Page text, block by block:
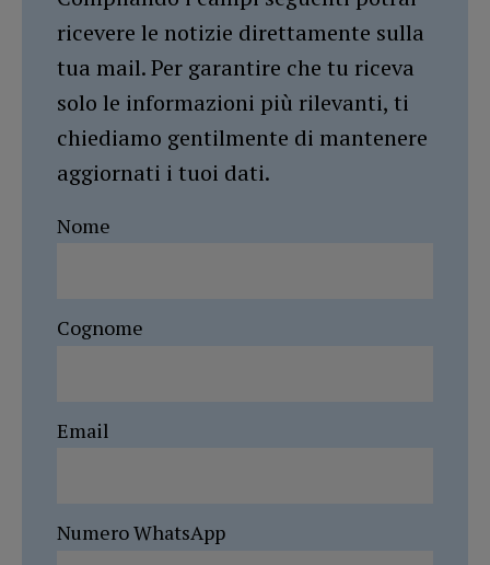
ricevere le notizie direttamente sulla
tua mail. Per garantire che tu riceva
solo le informazioni più rilevanti, ti
chiediamo gentilmente di mantenere
aggiornati i tuoi dati.
Nome
Cognome
Email
Numero WhatsApp